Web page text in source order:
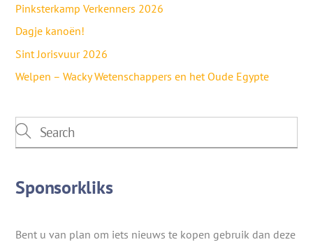
Pinksterkamp Verkenners 2026
Dagje kanoën!
Sint Jorisvuur 2026
Welpen – Wacky Wetenschappers en het Oude Egypte
Sponsorkliks
Bent u van plan om iets nieuws te kopen gebruik dan deze